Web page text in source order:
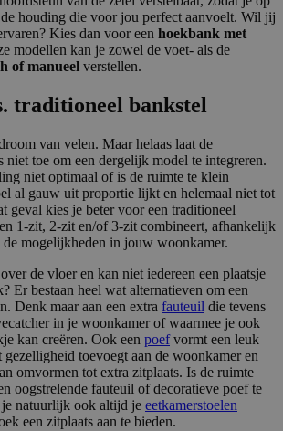
houding die voor jou perfect aanvoelt. Wil jij
Kies dan voor een hoekbank met
modellen kan je zowel de voet- als de
of manueel verstellen.
traditioneel bankstel
van velen. Maar helaas laat de
niet toe om een dergelijk model te integreren.
niet optimaal of is de ruimte te klein
al gauw uit proportie lijkt en helemaal niet tot
geval kies je beter voor een traditioneel
1-zit, 2-zit en/of 3-zit combineert, afhankelijk
mogelijkheden in jouw woonkamer.
de vloer en kan niet iedereen een plaatsje
Er bestaan heel wat alternatieven om een
Denk maar aan een extra fauteuil die tevens
in je woonkamer of waarmee je ook
kan creëren. Ook een poefvormt een leuk
gezelligheid toevoegt aan de woonkamer en
omvormen tot extra zitplaats. Is de ruimte
oogstrelende fauteuil of decoratieve poef te
je natuurlijk ook altijd je eetkamerstoelen
een zitplaats aan te bieden.